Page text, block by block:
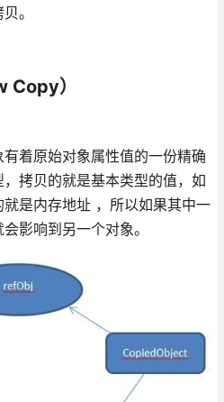
。
Copy）
着原始对象属性值的一份精确
拷贝的就是基本类型的值，如
是内存地址 ，所以如果其中一
影响到另一个对象。